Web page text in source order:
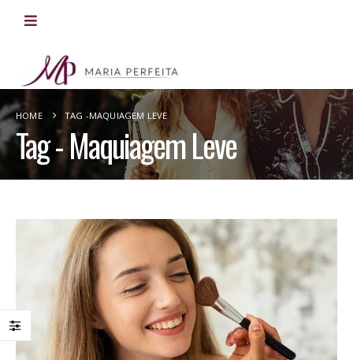
HOME TAG -MAQUIAGEM LEVE
Tag - Maquiagem Leve